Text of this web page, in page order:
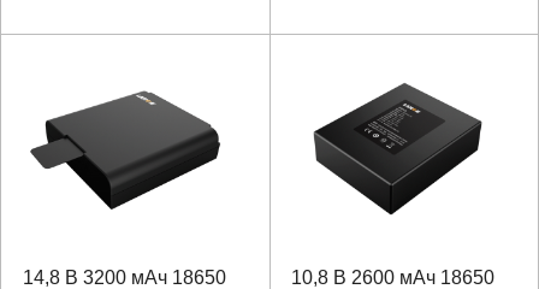
14,8 В 3200 мАч 18650
10,8 В 2600 мАч 18650